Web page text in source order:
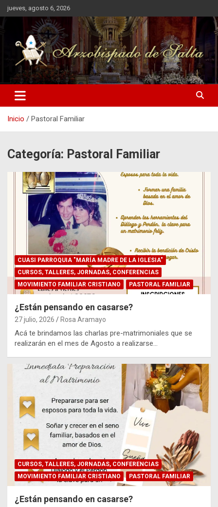
Saltar
al
contenido
jueves, agosto 6, 2026
Inicio Pastoral Familiar
Categoría: Pastoral Familiar
CUASI PARROQUIA "MARÍA MADRE DE LA IGLESIA"
CURSOS, TALLERES, JORNADAS, CONFERENCIAS
MOVIMIENTO FAMILIAR CRISTIANO
PASTORAL FAMILIAR
¿Están pensando en casarse?
27 julio, 2026 Rosa Aramayo
Acá te brindamos las charlas pre-matrimoniales que se
realizarán en el mes de Agosto a realizarse…
CURSOS, TALLERES, JORNADAS, CONFERENCIAS
MOVIMIENTO FAMILIAR CRISTIANO
PASTORAL FAMILIAR
¿Están pensando en casarse?